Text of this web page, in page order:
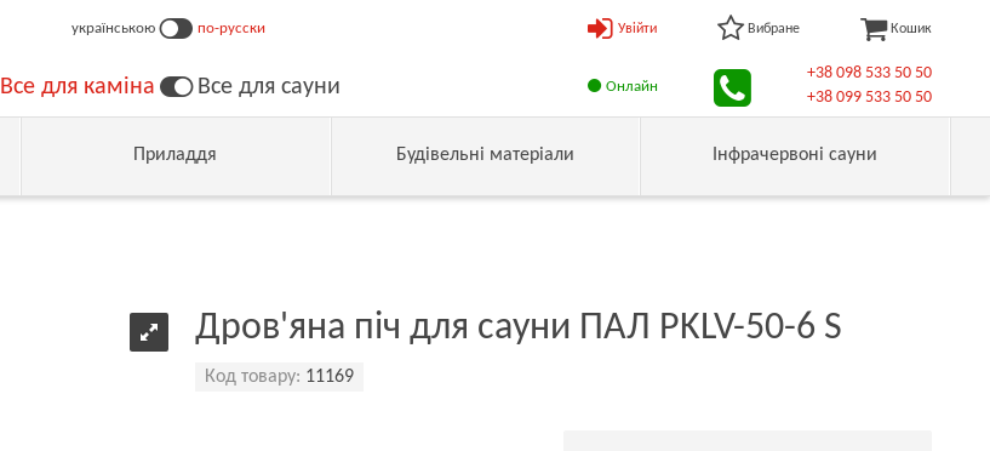
українською по-русски
Все для каміна Все для сауни
Увійти Вибране Кошик
Онлайн
+38 098 533 50 50
+38 099 533 50 50
Приладдя Будівельні матеріали Інфрачервоні сауни
Дров'яна піч для сауни ПАЛ PKLV-50-6 S
Код товару: 11169